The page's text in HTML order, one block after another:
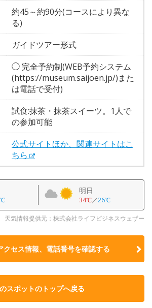
約45～約90分(コースにより異な
る)
ガイドツアー形式
◯ 完全予約制(WEB予約システム
(https://museum.saijoen.jp/)また
は電話で受付)
試食:抹茶・抹茶スイーツ。1人で
の参加可能
公式サイトほか、関連サイトはこ
ちら
明日
34℃／26℃
天気情報提供元：株式会社ライフビジネスウェザー
クセス情報、電話番号を確認する
スポットのトップへ戻る